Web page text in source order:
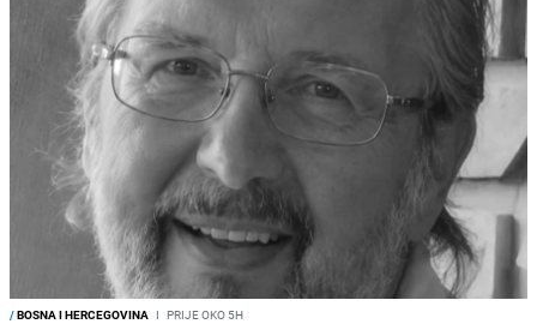
/BOSNA I HERCEGOVINA I PRIJE OKO 5H